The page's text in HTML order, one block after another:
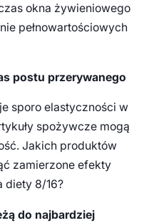
okna żywieniowego
pełnowartościowych
postu przerywanego
sporo elastyczności w
spożywcze mogą
Jakich produktów
zamierzone efekty
diety 8/16?
do najbardziej